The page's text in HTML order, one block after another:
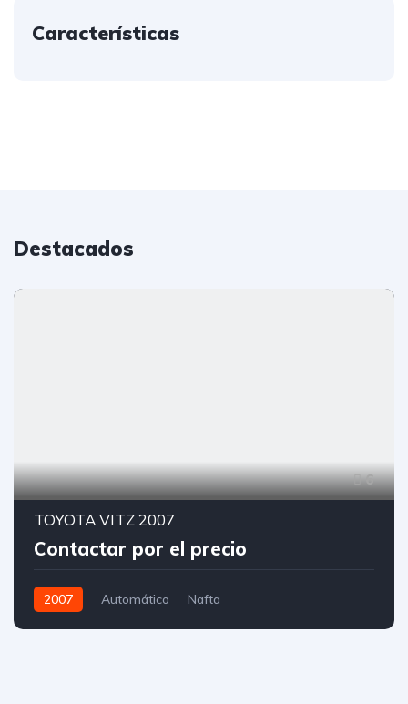
Características
Destacados
6
TOYOTA VITZ 2007
Contactar por el precio
2007 Automático Nafta